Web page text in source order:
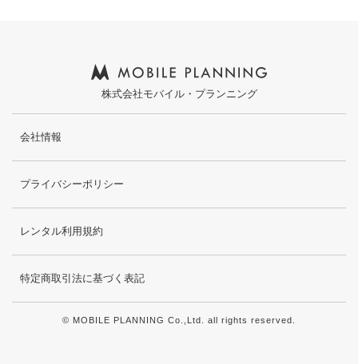
株式会社モバイル・プランニング
会社情報
プライバシーポリシー
レンタル利用規約
特定商取引法に基づく表記
© MOBILE PLANNING Co.,Ltd. all rights reserved.